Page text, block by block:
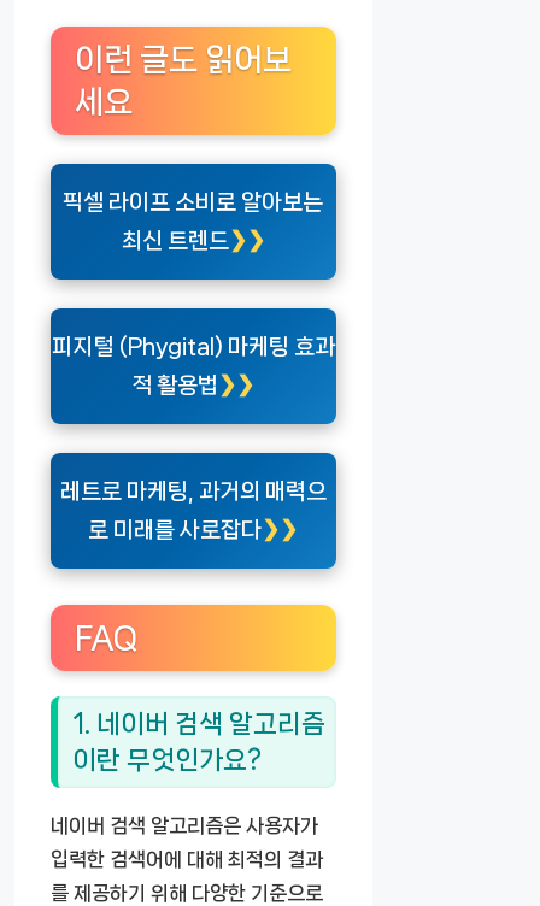
이런 글도 읽어보
세요
픽셀 라이프 소비로 알아보는
최신 트렌드
피지털 (Phygital) 마케팅 효과
적 활용법
레트로 마케팅, 과거의 매력으
로 미래를 사로잡다
FAQ
1. 네이버 검색 알고리즘
이란 무엇인가요?
네이버 검색 알고리즘은 사용자가
입력한 검색어에 대해 최적의 결과
를 제공하기 위해 다양한 기준으로